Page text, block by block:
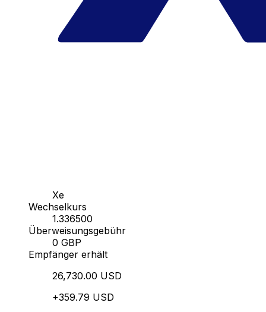
Xe
Wechselkurs
1.336500
Überweisungsgebühr
0 GBP
Empfänger erhält
26,730.00 USD
+359.79 USD